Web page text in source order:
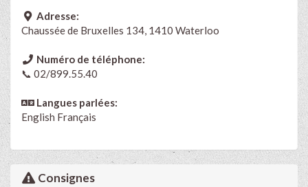
Adresse:
Chaussée de Bruxelles 134, 1410 Waterloo
Numéro de téléphone:
📞 02/899.55.40
Langues parlées:
English Français
Consignes